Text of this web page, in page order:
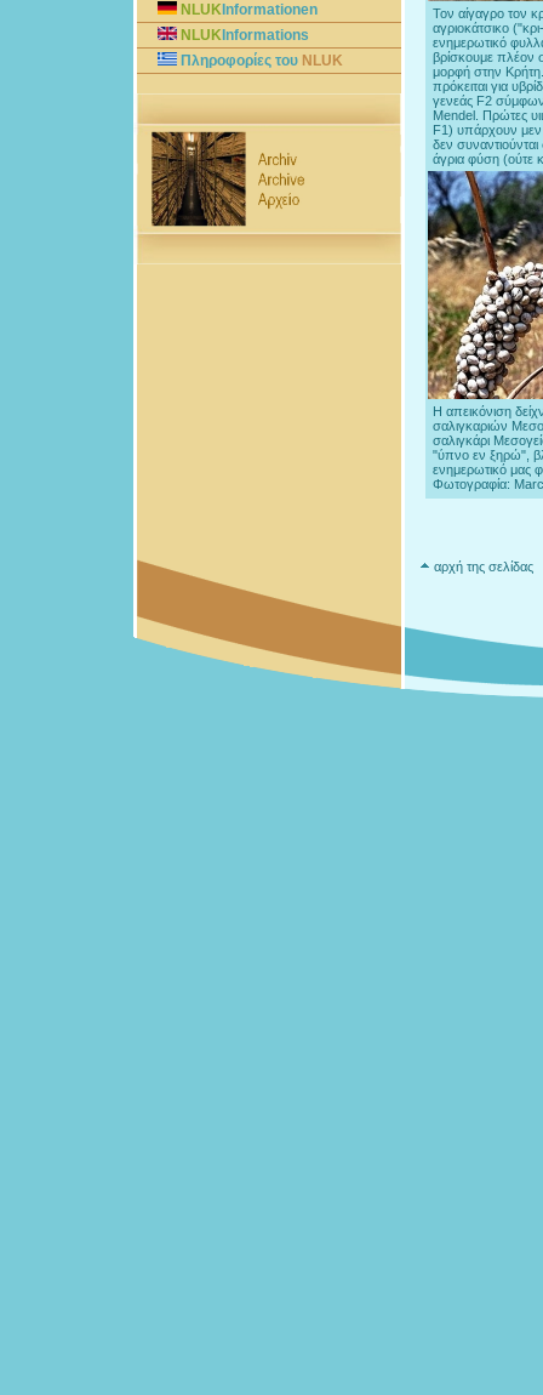
NLUK Informationen
NLUK Informations
Πληροφορίες του NLUK
Τον αίγαγρο τον
αγριοκάτσικο
ενημερωτικό
βρίσκουμε πλέον
μορφή στην
πρόκειται για
γενεάς F2
Mendel. Πρώτες
F1) υπάρχουν
δεν
άγρια φύση (ούτε
Η απεικόνιση
σαλιγκαριών
σαλιγκάρι
"ύπνο εν ξηρώ",
ενημερωτικό μας
Φωτογραφία:
αρχή της σελίδας